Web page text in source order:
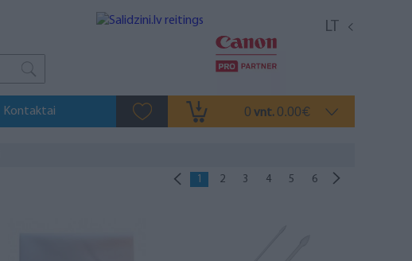
LT
Kontaktai 0 vnt. 0.00€
1 2 3 4 5 6